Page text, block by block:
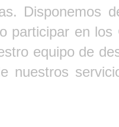
Disponemos
participar en
equipo de
nuestros